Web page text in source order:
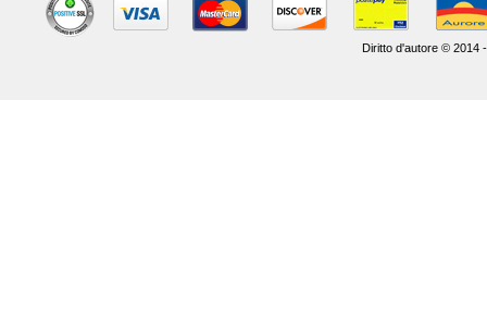
Diritto d'autore © 2014